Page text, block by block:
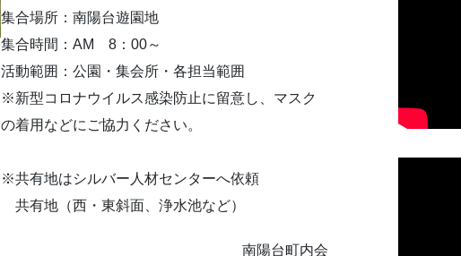
集合場所：南陽台遊園地
集合時間：AM 8：00～
活動範囲：公園・集会所・各担当範囲
※新型コロナウイルス感染防止に留意し、マスク
の着用などにご協力ください。
※共有地はシルバー人材センターへ依頼
共有地（西・東斜面、浄水池など）
南陽台町内会